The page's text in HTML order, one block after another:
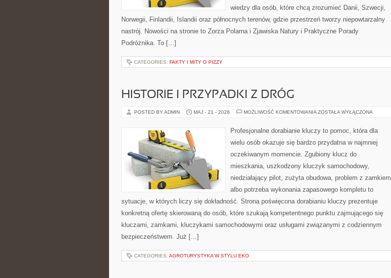
wiedzy dla osób, które chcą zrozumieć Danii, Szwecji,
Norwegii, Finlandii, Islandii oraz północnych terenów, gdzie przestrzeń tworzy niepowtarzalny
nastrój. Nowości na stronie to Zorza Polarna i Zjawiska Natury i Praktyczne Porady
Podróżnika. To […]
CATEGORIES: FAKTY I MITY O PIZZY
HISTORIE I PRZYPADKI Z DRÓG
POSTED BY ADMIN MAJ - 21 - 2026 MOŻLIWOŚĆ KOMENTOWANIA HISTORIE
DRÓG
ZOSTAŁA WYŁĄCZONA
Profesjonalne dorabianie kluczy to pomoc, która dla
wielu osób okazuje się bardzo przydatna w najmniej
oczekiwanym momencie. Zgubiony klucz do
mieszkania, uszkodzony kluczyk samochodowy,
niedziałający pilot, zużyta obudowa, problem z zamkiem
albo potrzeba wykonania zapasowego kompletu to
sytuacje, w których liczy się dokładność. Strona poświęcona dorabianiu kluczy prezentuje
konkretną ofertę skierowaną do osób, które szukają kompetentnego punktu zajmującego się
kluczami, zamkami, kluczykami samochodowymi oraz usługami związanymi z codziennym
bezpieczeństwem. Już […]
CATEGORIES: AGROTURYSTYKA W STYLU EKO